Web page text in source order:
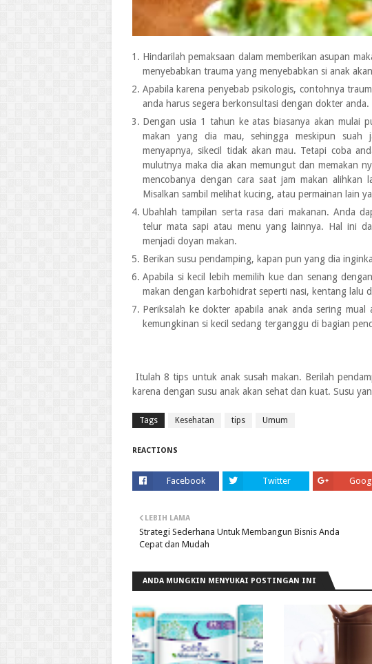
Hindarilah pemaksaan dalam memberikan asupan
menyebabkan trauma yang menyebabkan si anak
Apabila karena penyebab psikologis, contohnya
anda harus segera berkonsultasi dengan dokter anda.
Dengan usia 1 tahun ke atas biasanya akan mulai
makan yang dia mau, sehingga meskipun
menyapnya, sikecil tidak akan mau. Tetapi coba
mulutnya maka dia akan memungut dan memakan
mencobanya dengan cara saat jam makan
Misalkan sambil melihat kucing, atau permainan lain
Ubahlah tampilan serta rasa dari makanan. Anda
telur mata sapi atau menu yang lainnya. Hal ini
menjadi doyan makan.
Berikan susu pendamping, kapan pun yang dia
Apabila si kecil lebih memilih kue dan senang
makan dengan karbohidrat seperti nasi, kentang lalu
Periksalah ke dokter apabila anak anda sering
kemungkinan si kecil sedang terganggu di bagian
Itulah 8 tips untuk anak susah makan. Berilah
karena dengan susu anak akan sehat dan kuat. Susu
Tags Kesehatan tips Umum
REACTIONS
Facebook Twitter
LEBIH LAMA
Strategi Sederhana Untuk Membangun Bisnis Anda
Cepat dan Mudah
ANDA MUNGKIN MENYUKAI POSTINGAN INI